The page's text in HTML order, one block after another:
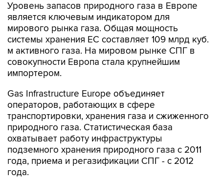
Уровень запасов природного газа в Европе
является ключевым индикатором для
мирового рынка газа. Общая мощность
системы хранения ЕС составляет 109 млрд куб.
м активного газа. На мировом рынке СПГ в
совокупности Европа стала крупнейшим
импортером.
Gas Infrastructure Europe объединяет
операторов, работающих в сфере
транспортировки, хранения газа и сжиженного
природного газа. Статистическая база
охватывает работу инфраструктуры
подземного хранения природного газа с 2011
года, приема и регазификации СПГ - с 2012
года.